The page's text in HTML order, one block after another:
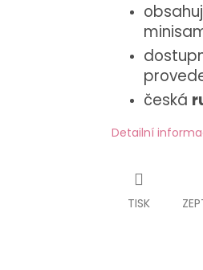
česká
Detailní
TISK